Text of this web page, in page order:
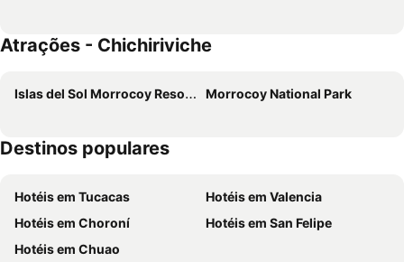
Atrações - Chichiriviche
Islas del Sol Morrocoy Resort Chichiriviche Morrocoy National Park
Destinos populares
Hotéis em Tucacas
Hotéis em Valencia
Hotéis em Choroní
Hotéis em San Felipe
Hotéis em Chuao